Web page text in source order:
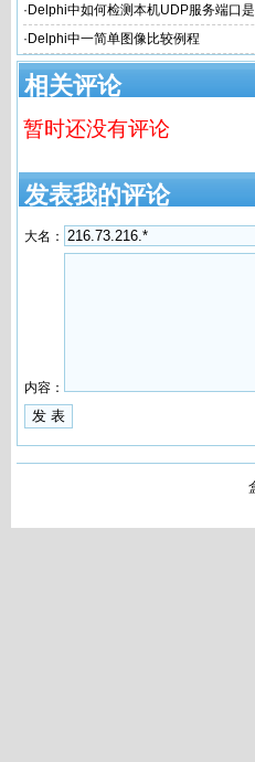
· Delphi中如何检测本机UDP服务端口
· Delphi中一简单图像比较例程
相关评论
暂时还没有评论
发表我的评论
大名：
内容：